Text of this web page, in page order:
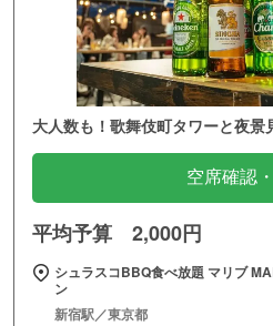
大人数も！歌舞伎町タワーと夜景
空席確認
平均予算 2,000円
シュラスコBBQ食べ放題 マリブ
ン
新宿駅／東京都